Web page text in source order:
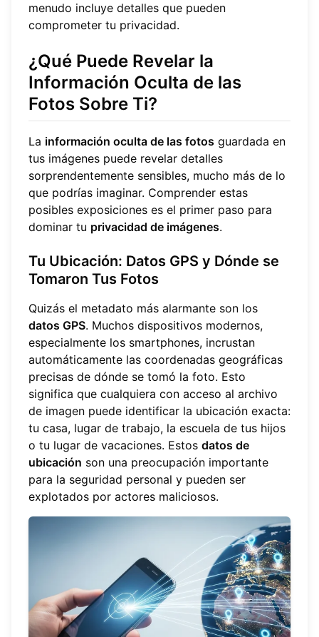
menudo incluye detalles que pueden
comprometer tu privacidad.
¿Qué Puede Revelar la
Información Oculta de las
Fotos Sobre Ti?
La información oculta de las fotos guardada en
tus imágenes puede revelar detalles
sorprendentemente sensibles, mucho más de lo
que podrías imaginar. Comprender estas
posibles exposiciones es el primer paso para
dominar tu privacidad de imágenes.
Tu Ubicación: Datos GPS y Dónde se
Tomaron Tus Fotos
Quizás el metadato más alarmante son los
datos GPS. Muchos dispositivos modernos,
especialmente los smartphones, incrustan
automáticamente las coordenadas geográficas
precisas de dónde se tomó la foto. Esto
significa que cualquiera con acceso al archivo
de imagen puede identificar la ubicación exacta:
tu casa, lugar de trabajo, la escuela de tus hijos
o tu lugar de vacaciones. Estos datos de
ubicación son una preocupación importante
para la seguridad personal y pueden ser
explotados por actores maliciosos.